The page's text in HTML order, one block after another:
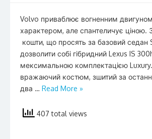
Volvo приваблює вогненним
характером, але спантеличує ціною.
кошти, що просять за базовий
дозволити собі гібридний Lexus IS
мексимальною комплектацією
вражаючий костюм, зшитий за
два … Read More »
407 total views